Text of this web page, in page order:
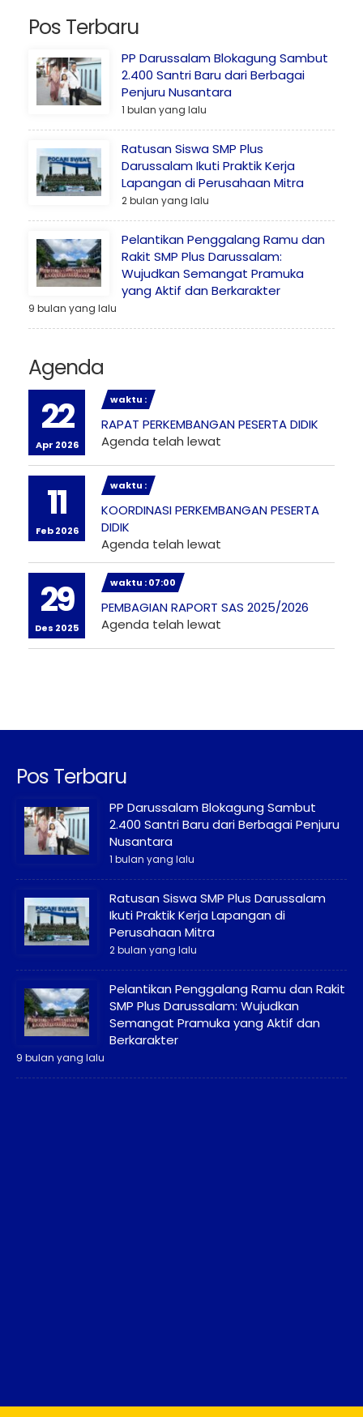
Pos Terbaru
PP Darussalam Blokagung Sambut
2.400 Santri Baru dari Berbagai
Penjuru Nusantara
1 bulan yang lalu
Ratusan Siswa SMP Plus
Darussalam Ikuti Praktik Kerja
Lapangan di Perusahaan Mitra
2 bulan yang lalu
Pelantikan Penggalang Ramu dan
Rakit SMP Plus Darussalam:
Wujudkan Semangat Pramuka
yang Aktif dan Berkarakter
9 bulan yang lalu
Agenda
22
Apr 2026
waktu :
RAPAT PERKEMBANGAN PESERTA DIDIK
Agenda telah lewat
11
Feb 2026
waktu :
KOORDINASI PERKEMBANGAN PESERTA
DIDIK
Agenda telah lewat
29
Des 2025
waktu : 07:00
PEMBAGIAN RAPORT SAS 2025/2026
Agenda telah lewat
Pos Terbaru
PP Darussalam Blokagung Sambut
2.400 Santri Baru dari Berbagai Penjuru
Nusantara
1 bulan yang lalu
Ratusan Siswa SMP Plus Darussalam
Ikuti Praktik Kerja Lapangan di
Perusahaan Mitra
2 bulan yang lalu
Pelantikan Penggalang Ramu dan Rakit
SMP Plus Darussalam: Wujudkan
Semangat Pramuka yang Aktif dan
Berkarakter
9 bulan yang lalu